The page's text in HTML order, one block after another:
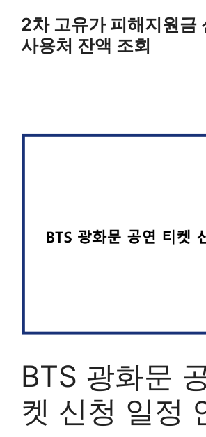
2차 고유가 피해지원금
사용처 잔액 조회
BTS 광화문
켓 신청 일정